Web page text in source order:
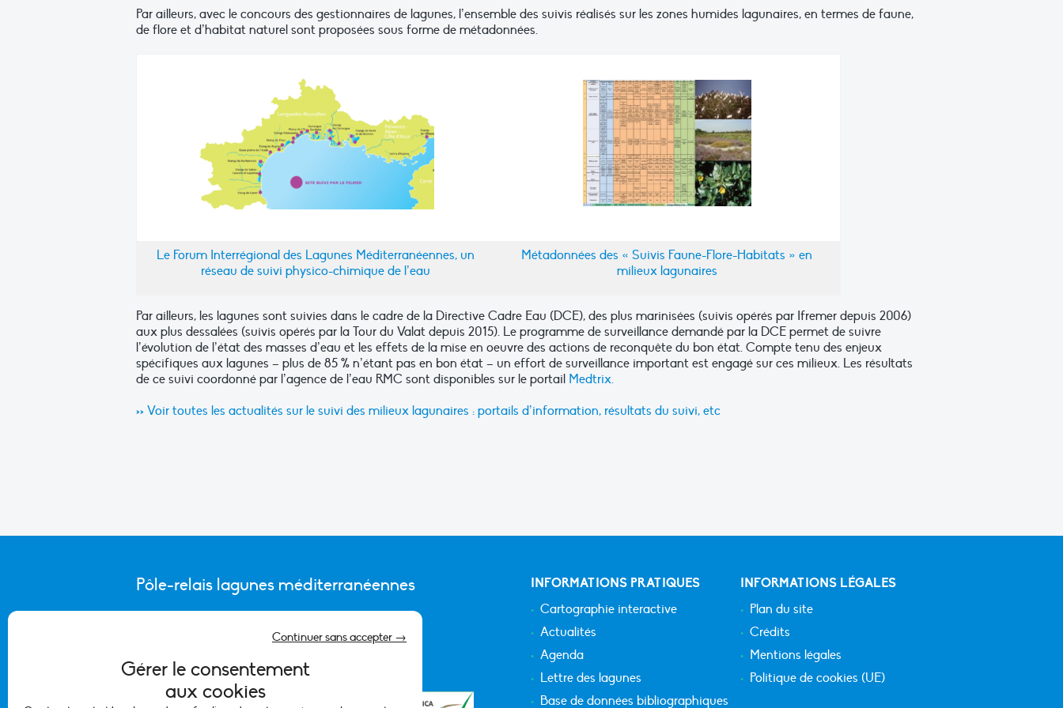
Gérer le consentement
aux cookies
Continuer sans accepter →
Par ailleurs, avec le concours des gestionnaires de lagunes, l’ensemble des suivis réalisés sur les zones humides lagunaires, en termes de faune,
de flore et d’habitat naturel sont proposées sous forme de métadonnées.
Le Forum Interrégional des Lagunes Méditerranéennes, un
réseau de suivi physico-chimique de l’eau
Métadonnées des « Suivis Faune-Flore-Habitats » en
milieux lagunaires
Par ailleurs, les lagunes sont suivies dans le cadre de la Directive Cadre Eau (DCE), des plus marinisées (suivis opérés par Ifremer depuis 2006)
aux plus dessalées (suivis opérés par la Tour du Valat depuis 2015). Le programme de surveillance demandé par la DCE permet de suivre
l’évolution de l’état des masses d’eau et les effets de la mise en oeuvre des actions de reconquête du bon état. Compte tenu des enjeux
spécifiques aux lagunes – plus de 85 % n’étant pas en bon état – un effort de surveillance important est engagé sur ces milieux. Les résultats
de ce suivi coordonné par l’agence de l’eau RMC sont disponibles sur le portail Medtrix.
>> Voir toutes les actualités sur le suivi des milieux lagunaires : portails d’information, résultats du suivi, etc
Pôle-relais lagunes méditerranéennes
CONTACTER L’ÉQUIPE DU PÔLE
INFORMATIONS PRATIQUES
Cartographie interactive
Actualités
Agenda
Lettre des lagunes
Base de données bibliographiques
INFORMATIONS LÉGALES
Plan du site
Crédits
Mentions légales
Politique de cookies (UE)